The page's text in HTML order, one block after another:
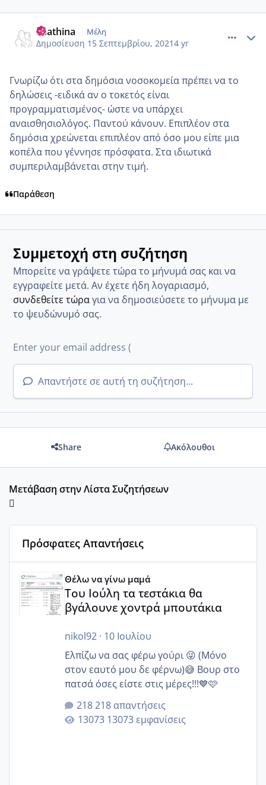
itsathina Μέλη
Δημοσίευση 15 Σεπτεμβρίου, 20214 yr
Γνωρίζω ότι στα δημόσια νοσοκομεία πρέπει να το
δηλώσεις -ειδικά αν ο τοκετός είναι
προγραμματισμένος- ώστε να υπάρχει
αναισθησιολόγος. Παντού κάνουν. Επιπλέον στα
δημόσια χρεώνεται επιπλέον από όσο μου είπε μια
κοπέλα που γέννησε πρόσφατα. Στα ιδιωτικά
συμπεριλαμβάνεται στην τιμή.
Παράθεση
Συμμετοχή στη συζήτηση
Μπορείτε να γράψετε τώρα το μήνυμά σας και να
εγγραφείτε μετά. Αν έχετε ήδη λογαριασμό,
συνδεθείτε τώραγια να δημοσιεύσετε το μήνυμα με
το ψευδώνυμό σας.
Απαντήστε σε αυτή τη συζήτηση...
Share Ακόλουθοι
Μετάβαση στην Λίστα Συζητήσεων
Πρόσφατες Απαντήσεις
Θέλω να γίνω μαμά
Του Ιούλη τα τεστάκια θα
βγάλουνε χοντρά μπουτάκια
nikol92· 10 Ιουλίου
Ελπίζω να σας φέρω γούρι 😜 (Μόνο
στον εαυτό μου δε φέρνω)😅 Βουρ στο
πατσά όσες είστε στις μέρες!!!💙🩷
218 απαντήσεις
13073 εμφανίσεις